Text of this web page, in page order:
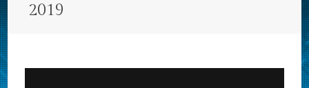
2019